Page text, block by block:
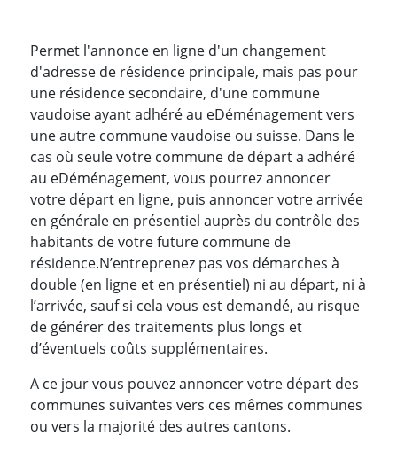
Introduction
Permet l'annonce en ligne d'un changement
d'adresse de résidence principale, mais pas pour
une résidence secondaire, d'une commune
vaudoise ayant adhéré au eDéménagement vers
une autre commune vaudoise ou suisse. Dans le
cas où seule votre commune de départ a adhéré
au eDéménagement, vous pourrez annoncer
votre départ en ligne, puis annoncer votre arrivée
en générale en présentiel auprès du contrôle des
habitants de votre future commune de
résidence.N’entreprenez pas vos démarches à
double (en ligne et en présentiel) ni au départ, ni à
l’arrivée, sauf si cela vous est demandé, au risque
de générer des traitements plus longs et
d’éventuels coûts supplémentaires.
A ce jour vous pouvez annoncer votre départ des
communes suivantes vers ces mêmes communes
ou vers la majorité des autres cantons.